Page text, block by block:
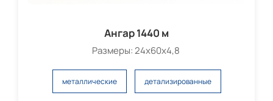
Ангар 1440 м
Размеры: 24х60х4,8
металлические детализированные